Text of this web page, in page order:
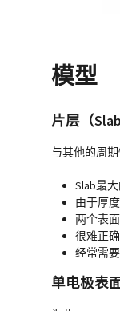
模型
片层（
与其他的周
Slab最
由于厚
两个表
很难正
经常需
单电极表